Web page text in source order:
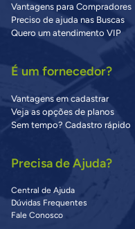
Vantagens para Compradores
Preciso de ajuda nas Buscas
Quero um atendimento VIP
É um fornecedor?
Vantagens em cadastrar
Veja as opções de planos
Sem tempo? Cadastro rápido
Precisa de Ajuda?
Central de Ajuda
Dúvidas Frequentes
Fale Conosco